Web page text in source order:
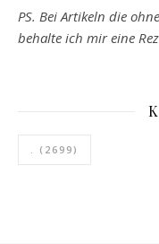
PS. Bei Artikeln die
behalte ich mir eine
. (2699)